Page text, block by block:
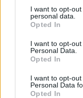
I want to opt-
personal data.
Opted In
I want to opt-
Personal Data.
Opted In
I want to opt-
Personal Data
Opted In